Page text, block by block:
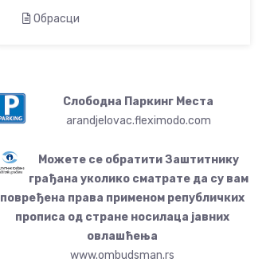
Обрасци
Слободна Паркинг Места
arandjelovac.fleximodo.com
Можете се обратити Заштитнику
грађана уколико сматрате да су вам
повређена права применом републичких
прописа од стране носилаца јавних
овлашћења
www.ombudsman.rs